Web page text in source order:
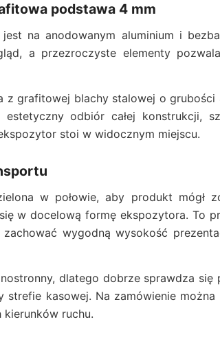
podstawa 4 mm
na anodowanym aluminium i
a przezroczyste elementy
z grafitowej blachy stalowej o
odbiór całej konstrukcji,
stoi w widocznym miejscu.
w połowie, aby produkt mógł
w docelową formę ekspozytora. To
wygodną wysokość
dlatego dobrze sprawdza się
strefie kasowej. Na zamówienie
ruchu.